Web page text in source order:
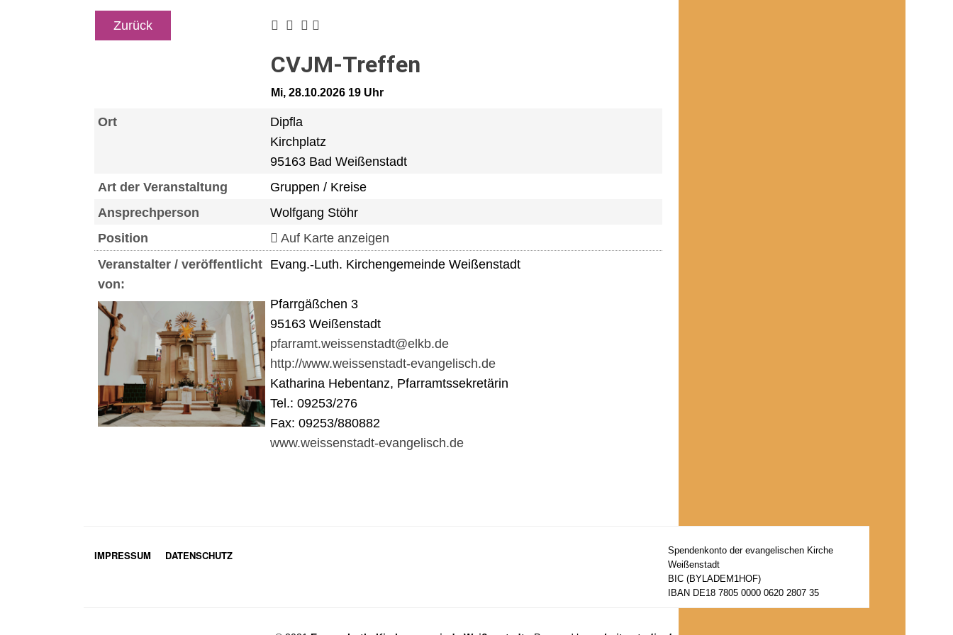
Zurück
CVJM-Treffen
Mi, 28.10.2026 19 Uhr
Ort
Dipfla
Kirchplatz
95163 Bad Weißenstadt
Art der Veranstaltung
Gruppen / Kreise
Ansprechperson
Wolfgang Stöhr
Position
Auf Karte anzeigen
Veranstalter / veröffentlicht
von:
Evang.-Luth. Kirchengemeinde Weißenstadt
Pfarrgäßchen 3
95163 Weißenstadt
pfarramt.weissenstadt@elkb.de
http://www.weissenstadt-evangelisch.de
Katharina Hebentanz, Pfarramtssekretärin
Tel.: 09253/276
Fax: 09253/880882
www.weissenstadt-evangelisch.de
IMPRESSUM DATENSCHUTZ
Spendenkonto der evangelischen Kirche
Weißenstadt
BIC (BYLADEM1HOF)
IBAN DE18 7805 0000 0620 2807 35